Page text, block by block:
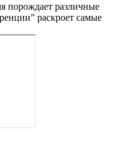
порождает различные
раскроет самые